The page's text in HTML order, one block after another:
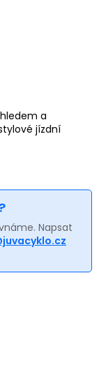
a
jízdní
Napsat